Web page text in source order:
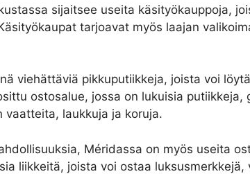
sijaitsee useita käsityökauppoja,
tarjoavat myös laajan
viehättäviä pikkuputiikkeja, joista voi
ostosalue, jossa on lukuisia
vaatteita, laukkuja ja koruja.
Méridassa on myös useita
liikkeitä, joista voi ostaa